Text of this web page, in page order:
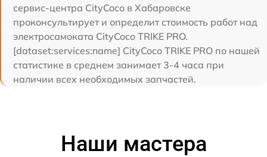
сервис-центра CityCoco в Хабаровске
проконсультирует и определит стоимость работ над
электросамоката CityCoco TRIKE PRO.
[dataset:services:name] CityCoco TRIKE PRO по нашей
статистике в среднем занимает 3-4 часа при
наличии всех необходимых запчастей.
Наши мастера